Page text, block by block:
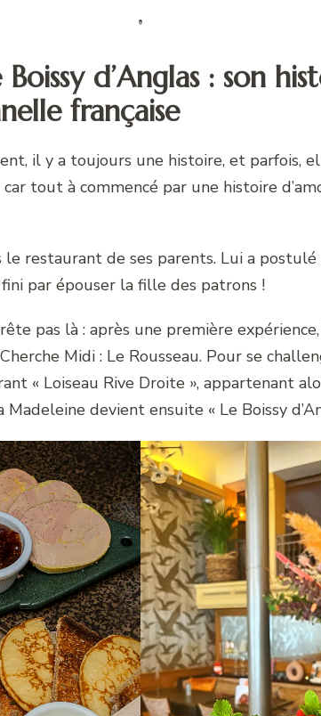
d’Anglas : son
française
il y a toujours une histoire, et parfois,
car tout à commencé par une histoire
restaurant de ses parents. Lui a
par épouser la fille des patrons !
pas là : après une première
Midi : Le Rousseau. Pour se
« Loiseau Rive Droite », appartenant
devient ensuite « Le Boissy